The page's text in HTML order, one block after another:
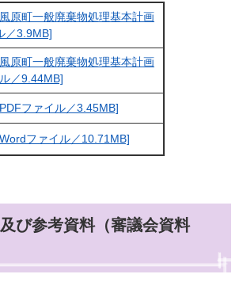
原町一般廃棄物処理基本計画
／3.9MB]
原町一般廃棄物処理基本計画
／9.44MB]
ファイル／3.45MB]
ファイル／10.71MB]
び参考資料（審議会資料